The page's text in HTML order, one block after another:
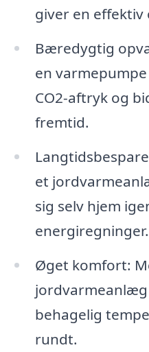
giver en
Bæredygtig
en
CO2-aftryk og
fremtid.
et
sig selv hjem
energiregninger.
Øget komfort:
behagelig
rundt.